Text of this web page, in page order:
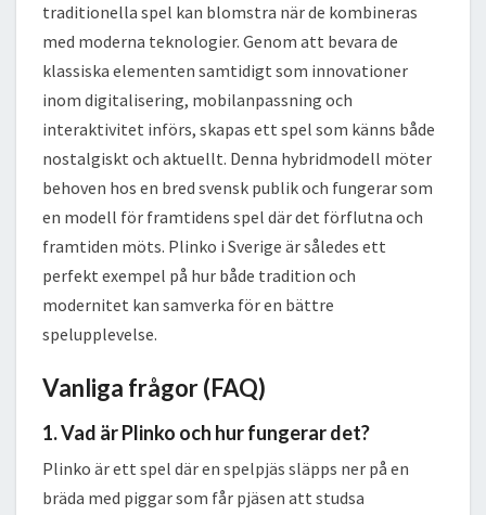
traditionella spel kan blomstra när de kombineras
med moderna teknologier. Genom att bevara de
klassiska elementen samtidigt som innovationer
inom digitalisering, mobilanpassning och
interaktivitet införs, skapas ett spel som känns både
nostalgiskt och aktuellt. Denna hybridmodell möter
behoven hos en bred svensk publik och fungerar som
en modell för framtidens spel där det förflutna och
framtiden möts. Plinko i Sverige är således ett
perfekt exempel på hur både tradition och
modernitet kan samverka för en bättre
spelupplevelse.
Vanliga frågor (FAQ)
1. Vad är Plinko och hur fungerar det?
Plinko är ett spel där en spelpjäs släpps ner på en
bräda med piggar som får pjäsen att studsa